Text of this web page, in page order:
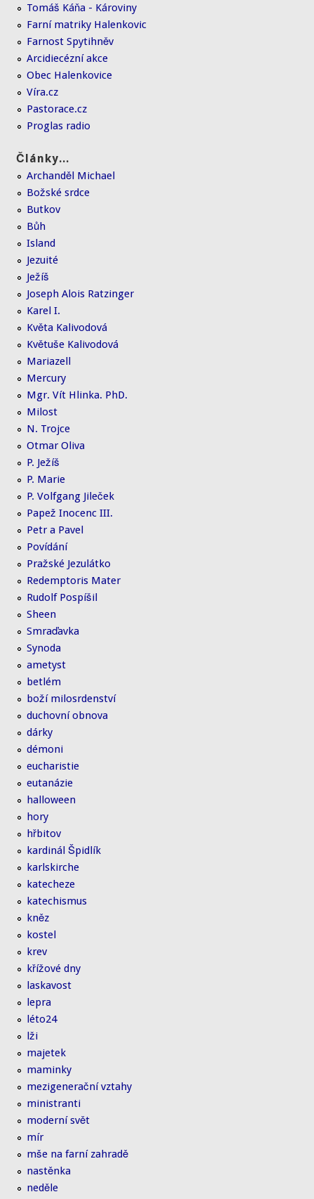
Tomáš Káňa - Károviny
Farní matriky Halenkovic
Farnost Spytihněv
Arcidiecézní akce
Obec Halenkovice
Víra.cz
Pastorace.cz
Proglas radio
Články...
Archanděl Michael
Božské srdce
Butkov
Bůh
Island
Jezuité
Ježíš
Joseph Alois Ratzinger
Karel I.
Květa Kalivodová
Květuše Kalivodová
Mariazell
Mercury
Mgr. Vít Hlinka. PhD.
Milost
N. Trojce
Otmar Oliva
P. Ježíš
P. Marie
P. Volfgang Jileček
Papež Inocenc III.
Petr a Pavel
Povídání
Pražské Jezulátko
Redemptoris Mater
Rudolf Pospíšil
Sheen
Smraďavka
Synoda
ametyst
betlém
boží milosrdenství
duchovní obnova
dárky
démoni
eucharistie
eutanázie
halloween
hory
hřbitov
kardinál Špidlík
karlskirche
katecheze
katechismus
kněz
kostel
krev
křížové dny
laskavost
lepra
léto24
lži
majetek
maminky
mezigenerační vztahy
ministranti
moderní svět
mír
mše na farní zahradě
nastěnka
neděle